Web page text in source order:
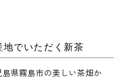
地でいただく新茶
県霧島市の美しい茶畑か